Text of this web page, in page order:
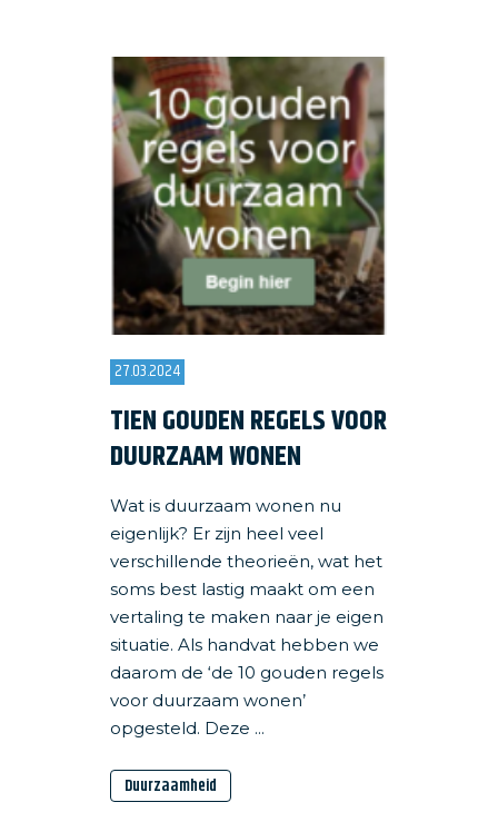
27.03.2024
TIEN GOUDEN REGELS VOOR
DUURZAAM WONEN
Wat is duurzaam wonen nu
eigenlijk? Er zijn heel veel
verschillende theorieën, wat het
soms best lastig maakt om een
vertaling te maken naar je eigen
situatie. Als handvat hebben we
daarom de ‘de 10 gouden regels
voor duurzaam wonen’
opgesteld. Deze ...
Duurzaamheid